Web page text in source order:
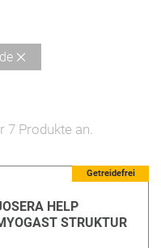
Artikel
7 Produkte an.
Getreidefrei
5 %
HELP
STRUKTUR